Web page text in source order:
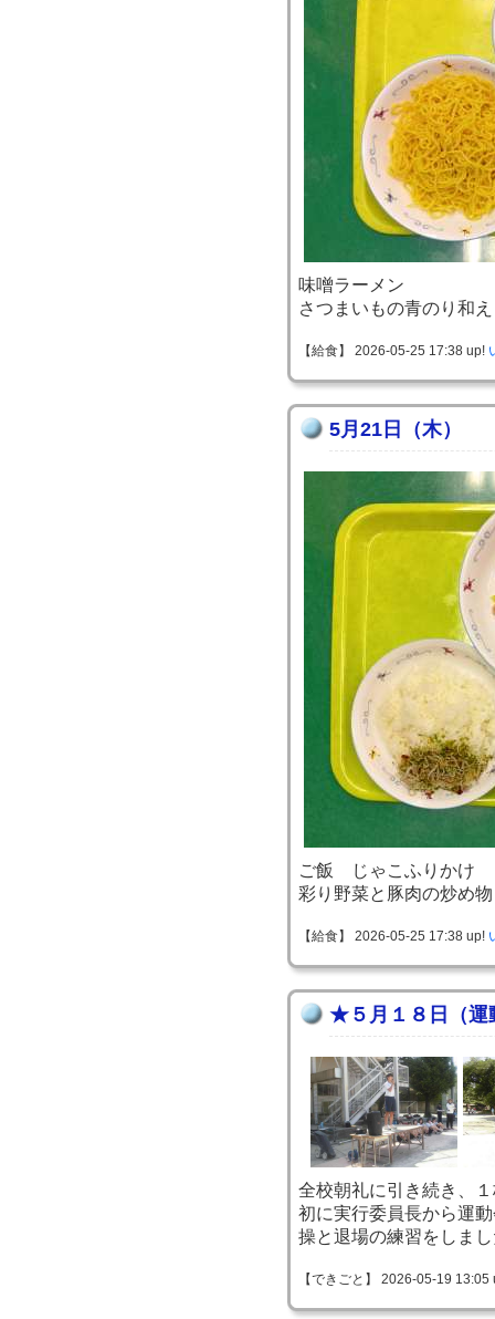
味噌ラーメン
さつまいもの青のり和え
【給食】 2026-05-25 17:38 up!
5月21日（木）
ご飯 じゃこふりかけ
彩り野菜と豚肉の炒め
【給食】 2026-05-25 17:38 up!
★５月１８日（運
全校朝礼に引き続き、
初に実行委員長から運
操と退場の練習をしま
【できごと】 2026-05-19